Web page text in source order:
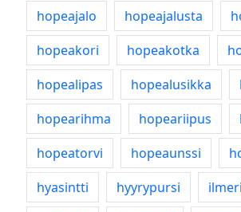
hopeajalo
hopeajalusta
hopeakori
hopeakotka
hopealipas
hopealusikka
hopearihma
hopeariipus
hopeatorvi
hopeaunssi
hyasintti
hyyrypursi